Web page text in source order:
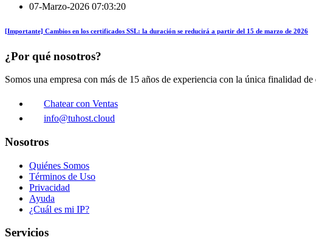
07-Marzo-2026 07:03:20
[Importante] Cambios en los certificados SSL: la duración se reducirá a partir del 15 de marzo de 2026
¿Por qué nosotros?
Somos una empresa con más de 15 años de experiencia con la única finalidad
Chatear con Ventas
info@tuhost.cloud
Nosotros
Quiénes Somos
Términos de Uso
Privacidad
Ayuda
¿Cuál es mi IP?
Servicios